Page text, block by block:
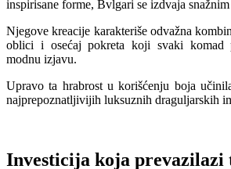
inspirisane forme, Bvlgari se izdvaja
Njegove kreacije karakteriše odvažna
oblici i osećaj pokreta koji svaki komad
modnu izjavu.
Upravo ta hrabrost u korišćenju boja
najprepoznatljivijih luksuznih draguljarskih
Investicija koja prevazilazi